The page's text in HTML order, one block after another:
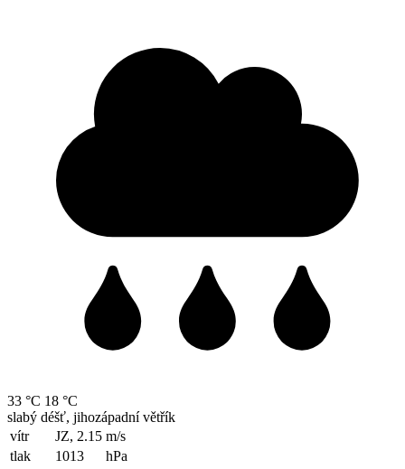
33 °C 18 °C
slabý déšť, jihozápadní větřík
vítr
JZ, 2.15 m/s
tlak
1013
hPa